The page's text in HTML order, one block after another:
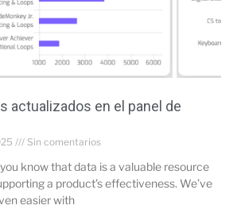
actualizados en el panel de
Sin comentarios
know that data is a valuable resource
a product’s effectiveness. We’ve
easier with